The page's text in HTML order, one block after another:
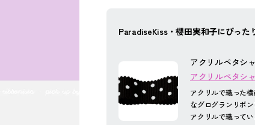
ParadiseKiss・櫻田実和子にぴった
アクリルペタシ
アクリルペタシ
アクリルで織った
なグログランリボ
アクリルで織って